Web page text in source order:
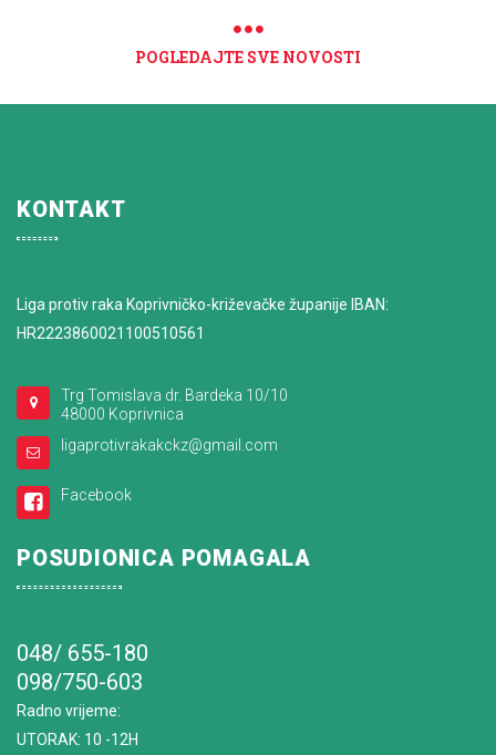
POGLEDAJTE SVE NOVOSTI
KONTAKT
Liga protiv raka Koprivničko-križevačke županije IBAN:
HR2223860021100510561
Trg Tomislava dr. Bardeka 10/10
48000 Koprivnica
ligaprotivrakakckz@gmail.com
Facebook
POSUDIONICA POMAGALA
048/ 655-180
098/750-603
Radno vrijeme:
UTORAK: 10 -12H